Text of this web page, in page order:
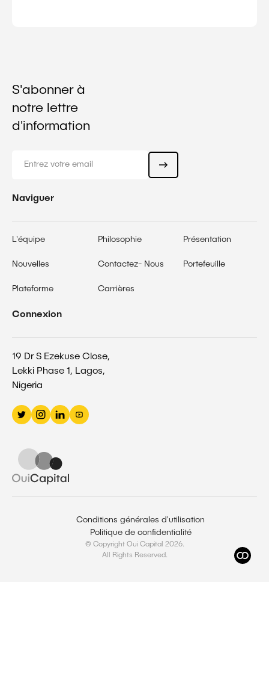
S'abonner à
notre lettre
d'information
Naviguer
L'équipe Philosophie Présentation
Nouvelles Contactez- Nous Portefeuille
Plateforme Carrières
Connexion
19 Dr S Ezekuse Close,
Lekki Phase 1, Lagos,
Nigeria
© Copyright Oui Capital 2026.
All Rights Reserved.
Conditions générales d'utilisation
Politique de confidentialité